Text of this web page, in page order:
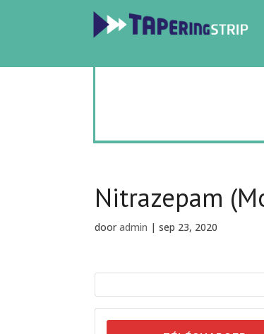
Nitrazepam
dooradmin |sep 23, 2020